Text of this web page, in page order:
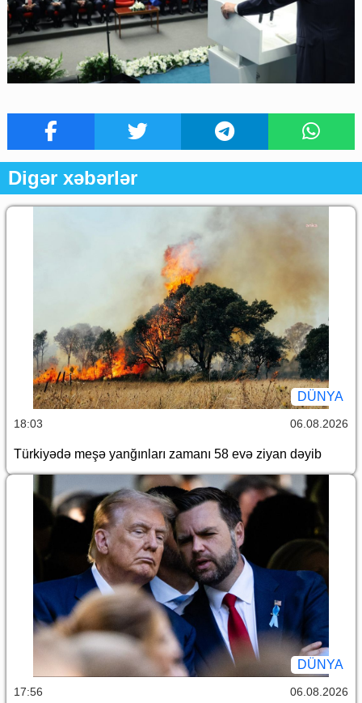
Digər xəbərlər
DÜNYA
18:03 06.08.2026
Türkiyədə meşə yanğınları zamanı 58 evə ziyan dəyib
DÜNYA
17:56 06.08.2026